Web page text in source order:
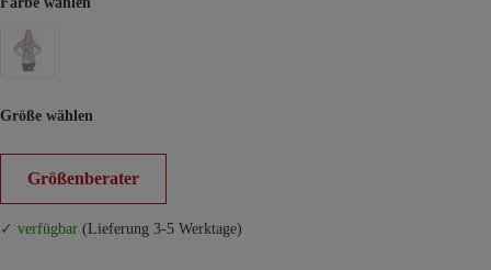
Größe wählen
Größenberater
✓ verfügbar (Lieferung 3-5 Werktage)